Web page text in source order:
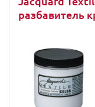
разбавитель